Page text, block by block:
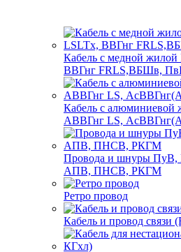
Кабель с медной
ВВГнг FRLS,ВБШв,
Кабель с
АВВГнг LS,
Провода и шнуры
АПВ, ПНСВ, РКГМ
Ретро провод
Кабель и провод связи